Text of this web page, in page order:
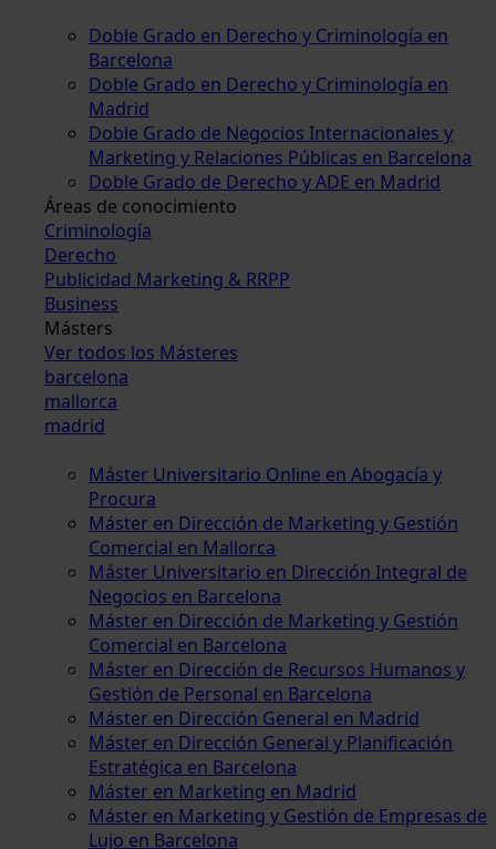
Doble Grado en Derecho y Criminología en
Barcelona
Doble Grado en Derecho y Criminología en
Madrid
Doble Grado de Negocios Internacionales y
Marketing y Relaciones Públicas en Barcelona
Doble Grado de Derecho y ADE en Madrid
Áreas de conocimiento
Criminología
Derecho
Publicidad Marketing & RRPP
Business
Másters
Ver todos los Másteres
barcelona
mallorca
madrid
Máster Universitario Online en Abogacía y
Procura
Máster en Dirección de Marketing y Gestión
Comercial en Mallorca
Máster Universitario en Dirección Integral de
Negocios en Barcelona
Máster en Dirección de Marketing y Gestión
Comercial en Barcelona
Máster en Dirección de Recursos Humanos y
Gestión de Personal en Barcelona
Máster en Dirección General en Madrid
Máster en Dirección General y Planificación
Estratégica en Barcelona
Máster en Marketing en Madrid
Máster en Marketing y Gestión de Empresas de
Lujo en Barcelona